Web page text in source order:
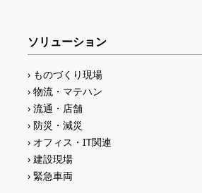
ソリューション
ものづくり現場
物流・マテハン
流通・店舗
防災・減災
オフィス・IT関連
建設現場
緊急車両